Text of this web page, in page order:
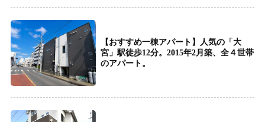
【おすすめ一棟アパート】人気の「大
宮」駅徒歩12分。2015年2月築、全４世帯
のアパート。